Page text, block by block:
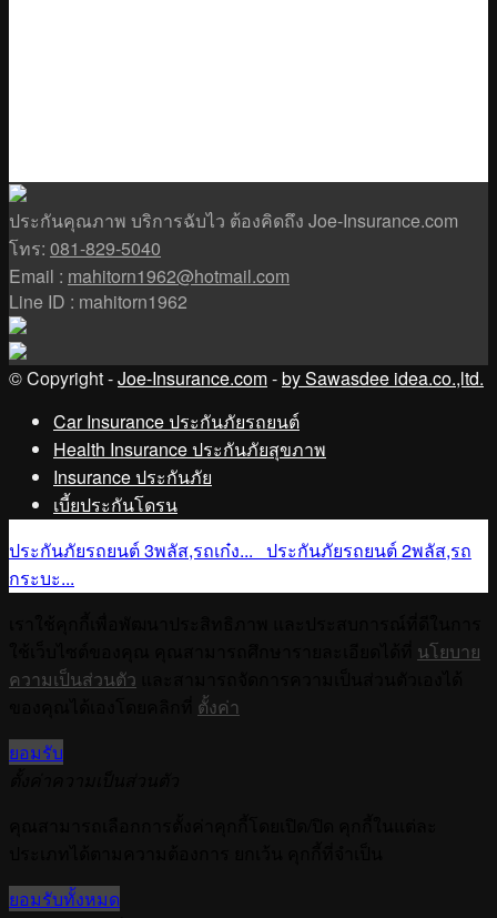
ประกันคุณภาพ บริการฉับไว ต้องคิดถึง Joe-Insurance.com
โทร: 081-829-5040
Email : mahitorn1962@hotmail.com
Line ID : mahitorn1962
© Copyright -Joe-Insurance.com-by Sawasdee idea.co.,ltd.
Car Insurance ประกันภัยรถยนต์
Health Insurance ประกันภัยสุขภาพ
Insurance ประกันภัย
เบี้ยประกันโดรน
ประกันภัยรถยนต์ 3พลัส,รถเก๋ง... ประกันภัยรถยนต์ 2พลัส,รถ
กระบะ...
นโยบาย
ความเป็นส่วนตัว
ตั้งค่า
ยอมรับ
ยอมรับทั้งหมด